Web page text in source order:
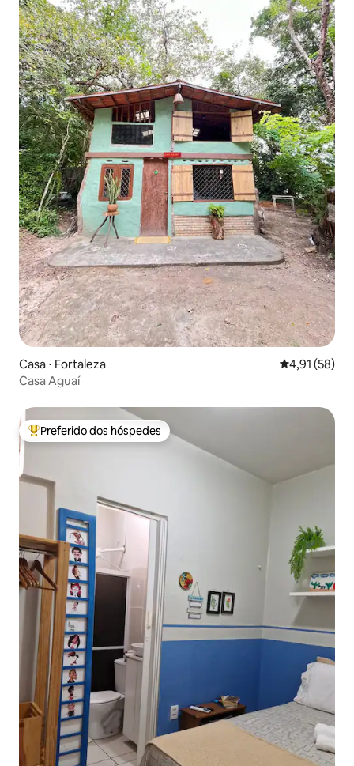
Casa ⋅ Fortaleza 4,91 de uma
4,91 (58)
Casa Aguaí
Entre os melhores preferidos dos hóspedes
Preferido dos hóspedes